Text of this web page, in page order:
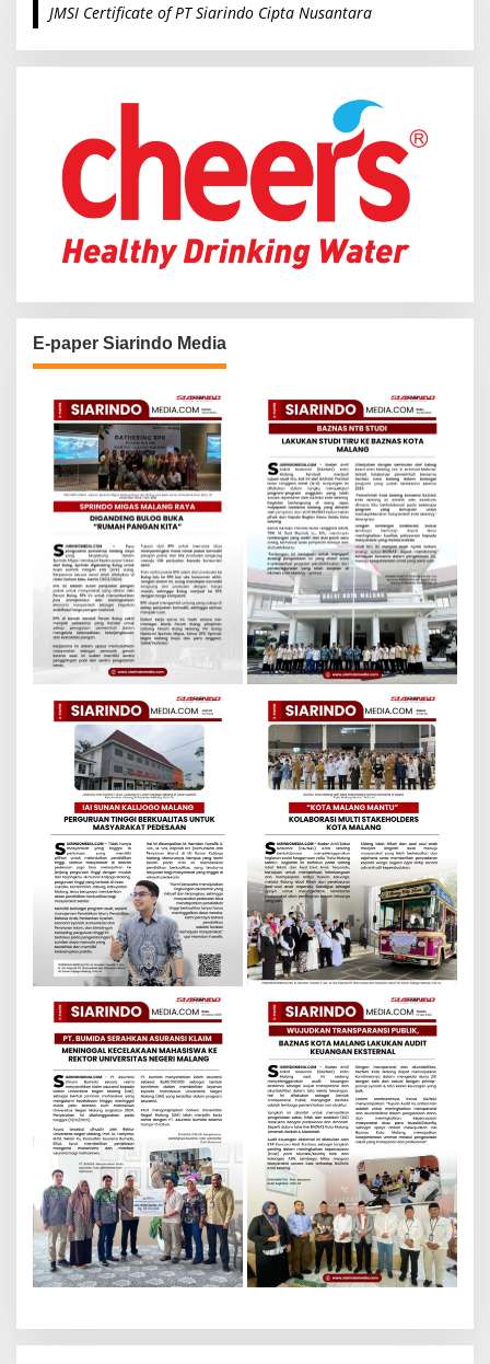
o
JMSI Certificate of PT Siarindo Cipta Nusantara
E-paper Siarindo Media